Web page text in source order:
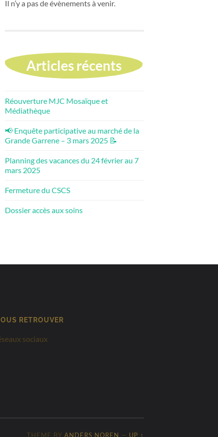
Il n’y a pas de évènements à venir.
Articles récents
Réouverture MJC Mosaïque et
Médiathèque
📢 Enquête participative au marché de la
Grande Garrene – 3 mars 2025 📝
Planning des vacances du 24 février au 7
mars 2025
Fermeture du CSCS
Dossier accès aux soins
RETROUVER
sociaux
THEME BY ANDERS NOREN — UP ↑